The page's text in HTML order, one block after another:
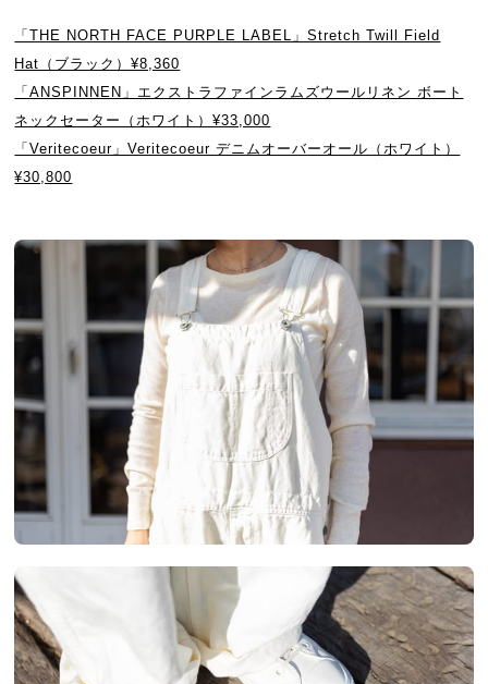
「THE NORTH FACE PURPLE LABEL」Stretch Twill Field
Hat（ブラック）¥8,360
「ANSPINNEN」エクストラファインラムズウールリネン ボート
ネックセーター（ホワイト）¥33,000
「Veritecoeur」Veritecoeur デニムオーバーオール（ホワイト）
¥30,800